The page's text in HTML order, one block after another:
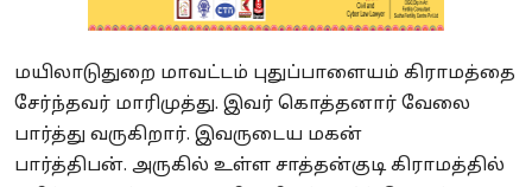
மயிலாடுதுறை மாவட்டம் புதுப்பாளையம் கிராமத்தை
சேர்ந்தவர் மாரிமுத்து. இவர் கொத்தனார் வேலை
பார்த்து வருகிறார். இவருடைய மகன்
பார்த்திபன். அருகில் உள்ள சாத்தன்குடி கிராமத்தில்